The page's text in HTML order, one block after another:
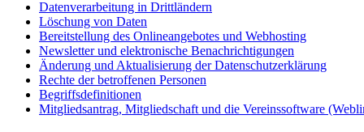
Datenverarbeitung in Drittländern
Löschung von Daten
Bereitstellung des Onlineangebotes und Webhosting
Newsletter und elektronische Benachrichtigungen
Änderung und Aktualisierung der Datenschutzerklärung
Rechte der betroffenen Personen
Begriffsdefinitionen
Mitgliedsantrag, Mitgliedschaft und die Vereinssoftware